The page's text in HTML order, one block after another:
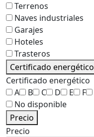
Terrenos
Naves industriales
Garajes
Hoteles
Trasteros
Certificado energético
Certificado energético
A
B C D E F
No disponible
Precio
Precio